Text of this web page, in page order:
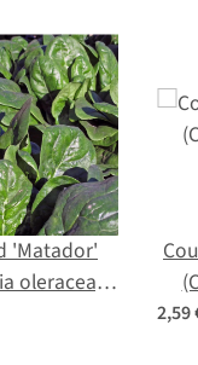
'Matador'
oleracea)
2,59